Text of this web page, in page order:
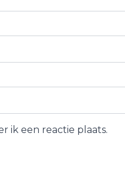
ik een reactie plaats.